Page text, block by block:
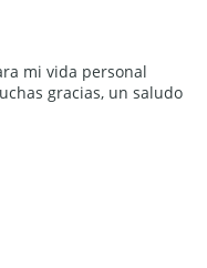
mi vida personal
gracias, un saludo